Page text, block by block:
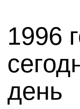
1996
день